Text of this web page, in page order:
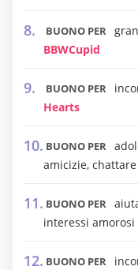
BUONO PER
BBWCupid
BUONO PER
Hearts
BUONO PER
amicizie,
BUONO PER
interessi
BUONO PER